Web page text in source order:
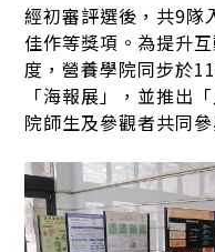
經初審評選後，共9隊
佳作等獎項。為提升
度，營養學院同步於
「海報展」，並推出
院師生及參觀者共同